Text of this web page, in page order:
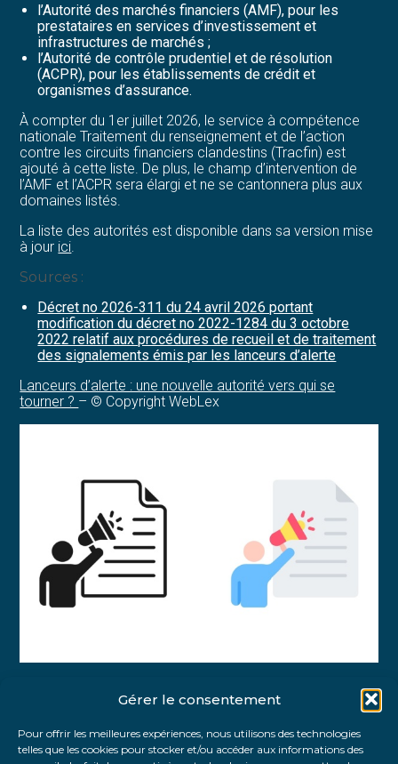
Gérer le consentement
Pour offrir les meilleures expériences, nous utilisons des technologies
telles que les cookies pour stocker et/ou accéder aux informations des
l’Autorité des marchés financiers (AMF), pour les
prestataires en services d’investissement et
infrastructures de marchés ;
l’Autorité de contrôle prudentiel et de résolution
(ACPR), pour les établissements de crédit et
organismes d’assurance.
À compter du 1er juillet 2026, le service à compétence
nationale Traitement du renseignement et de l’action
contre les circuits financiers clandestins (Tracfin) est
ajouté à cette liste. De plus, le champ d’intervention de
l’AMF et l’ACPR sera élargi et ne se cantonnera plus aux
domaines listés.
La liste des autorités est disponible dans sa version mise
à jour ici
Sources :
Décret no 2026-311 du 24 avril 2026 portant
modification du décret no 2022-1284 du 3 octobre
2022 relatif aux procédures de recueil et de traitement
des signalements émis par les lanceurs d’alerte
Lanceurs d’alerte : une nouvelle autorité vers qui se
tourner ? – © Copyright WebLex